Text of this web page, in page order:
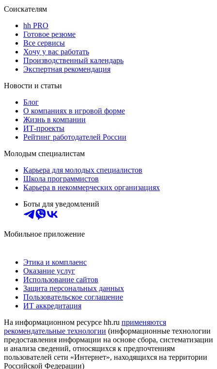
Соискателям
hh PRO
Готовое резюме
Все сервисы
Хочу у вас работать
Производственный календарь
Экспертная рекомендация
Новости и статьи
Блог
О компаниях в игровой форме
Жизнь в компании
ИТ-проекты
Рейтинг работодателей России
Молодым специалистам
Карьера для молодых специалистов
Школа программистов
Карьера в некоммерческих организациях
Боты для уведомлений
Мобильное приложение
Этика и комплаенс
Оказание услуг
Использование сайтов
Защита персональных данных
Пользовательское соглашение
ИТ аккредитация
На информационном ресурсе hh.ru применяются
рекомендательные технологии (информационные технологии
предоставления информации на основе сбора, систематизации
и анализа сведений, относящихся к предпочтениям
пользователей сети «Интернет», находящихся на территории
Российской Федерации)